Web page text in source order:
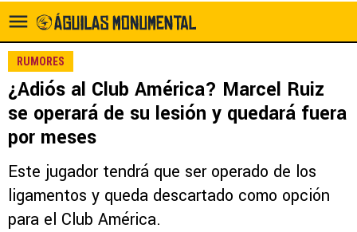
RUMORES
¿Adiós al Club América? Marcel Ruiz
se operará de su lesión y quedará fuera
por meses
Este jugador tendrá que ser operado de los
ligamentos y queda descartado como opción
para el Club América.